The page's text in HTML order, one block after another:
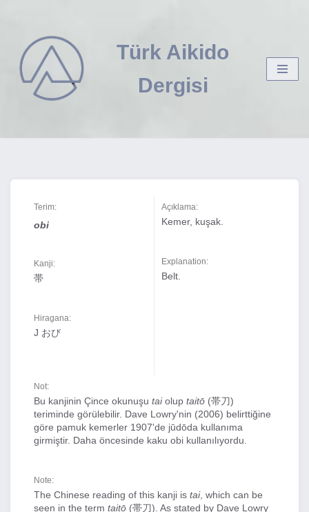
İçeriğe
geç
Türk Aikido
Dergisi
Terim:
obi
Kanji:
帯
Hiragana:
J おび
Açıklama:
Kemer, kuşak.
Explanation:
Belt.
Not:
Bu kanjinin Çince okunuşu taiolup taitō (帯刀)
teriminde görülebilir. Dave Lowry'nin (2006) belirttiğine
göre pamuk kemerler 1907'de jūdōda kullanıma
girmiştir. Daha öncesinde kaku obi kullanılıyordu.
Note:
The Chinese reading of this kanji is tai, which can be
seen in the term taitō (帯刀). As stated by Dave Lowry